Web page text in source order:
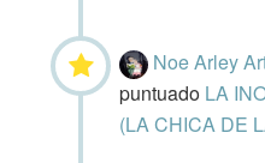
Noe Arley
puntuado LA
(LA CHICA DE